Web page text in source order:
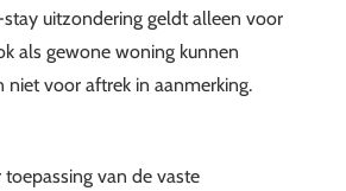
uitzondering geldt alleen voor
als gewone woning kunnen
voor aftrek in aanmerking.
van de vaste